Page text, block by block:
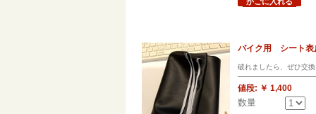
バイク用 シート
破れましたら、ぜひ交
値段: ￥ 1,400
数量